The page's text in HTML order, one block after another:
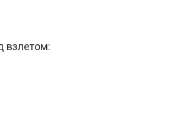
взлетом: